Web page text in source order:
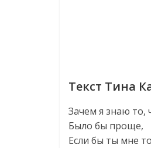
Текст Тина
Зачем я знаю то,
Было бы проще,
Если бы ты мне